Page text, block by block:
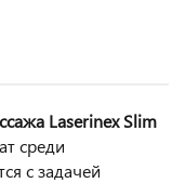
Laserinex Slim
среди
с задачей